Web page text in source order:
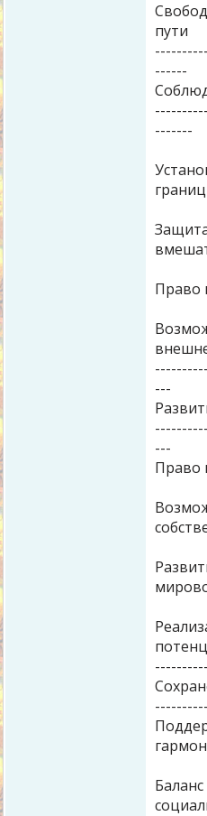
пути
------
-------
границ
Право
---
---
Право